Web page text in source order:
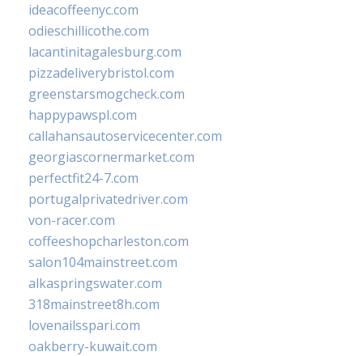
ideacoffeenyc.com
odieschillicothe.com
lacantinitagalesburg.com
pizzadeliverybristol.com
greenstarsmogcheck.com
happypawspl.com
callahansautoservicecenter.com
georgiascornermarket.com
perfectfit24-7.com
portugalprivatedriver.com
von-racer.com
coffeeshopcharleston.com
salon104mainstreet.com
alkaspringswater.com
318mainstreet8h.com
lovenailsspari.com
oakberry-kuwait.com